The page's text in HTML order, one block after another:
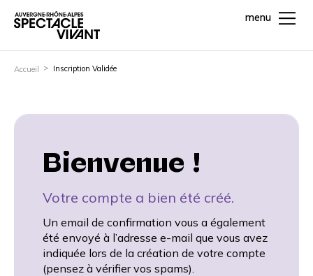
menu
Accueil Inscription Validée
Bienvenue !
Votre compte a bien été créé.
Un email de confirmation vous a également
été envoyé à l’adresse e-mail que vous avez
indiquée lors de la création de votre compte
(pensez à vérifier vos spams).